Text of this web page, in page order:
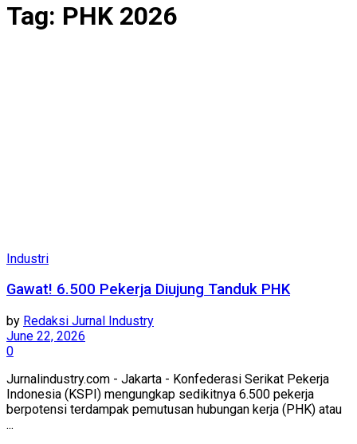
Tag: PHK 2026
Industri
Gawat! 6.500 Pekerja Diujung Tanduk PHK
by Redaksi Jurnal Industry
June 22, 2026
0
Jurnalindustry.com - Jakarta - Konfederasi Serikat Pekerja
Indonesia (KSPI) mengungkap sedikitnya 6.500 pekerja
berpotensi terdampak pemutusan hubungan kerja (PHK) atau
...